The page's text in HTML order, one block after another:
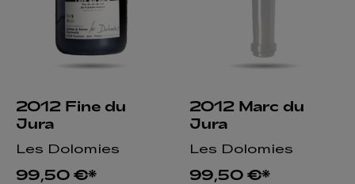
2012 Fine du
Jura
Les Dolomies
99,50 €*
2012 Marc du
Jura
Les Dolomies
99,50 €*